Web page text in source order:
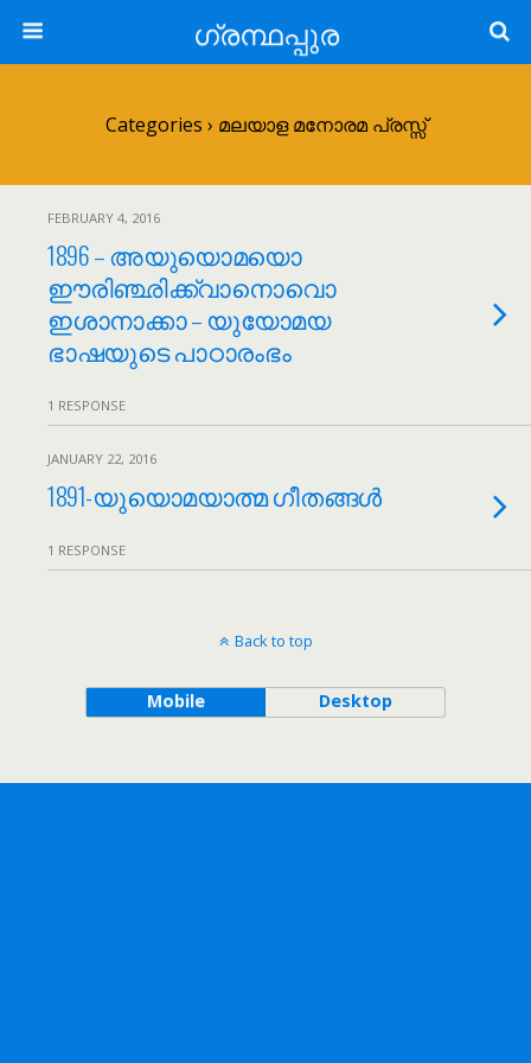
ഗ്രന്ഥപ്പുര
Categories › മലയാള മനോരമ പ്രസ്സ്
FEBRUARY 4, 2016
1896 – അയുയൊമയൊ
ഈരിഞ്ഛിക്ക്വാനൊവൊ
ഇശാനാക്കാ – യുയോമയ
ഭാഷയുടെ പാഠാരംഭം
1 RESPONSE
JANUARY 22, 2016
1891-യുയൊമയാത്മ ഗീതങ്ങൾ
1 RESPONSE
Back to top
Mobile Desktop